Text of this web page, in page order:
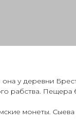
у деревни
рабства. Пещера
монеты.